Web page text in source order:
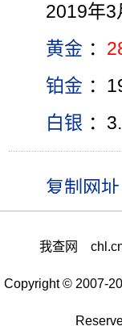
2019年3
黄金 ：
铂金 ：
白银 ：
我查网
Copyright © 2007-